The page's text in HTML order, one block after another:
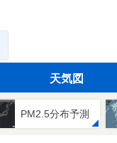
天気図
PM2.5分布予測